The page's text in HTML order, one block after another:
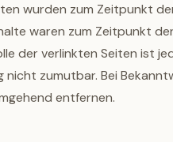
wurden zum Zeitpunkt
waren zum Zeitpunkt
der verlinkten Seiten ist
nicht zumutbar. Bei
entfernen.